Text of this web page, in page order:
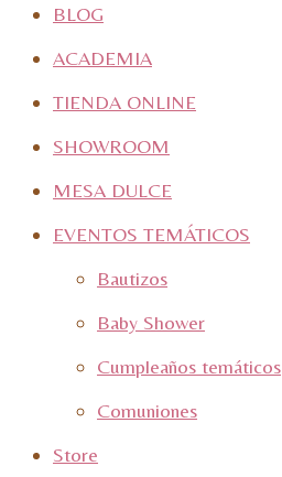
BLOG
ACADEMIA
TIENDA ONLINE
SHOWROOM
MESA DULCE
EVENTOS TEMÁTICOS
Bautizos
Baby Shower
Cumpleaños temáticos
Comuniones
Store